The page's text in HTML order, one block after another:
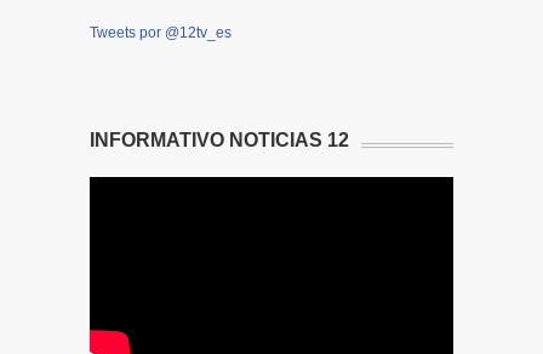
Tweets por @12tv_es
INFORMATIVO NOTICIAS 12